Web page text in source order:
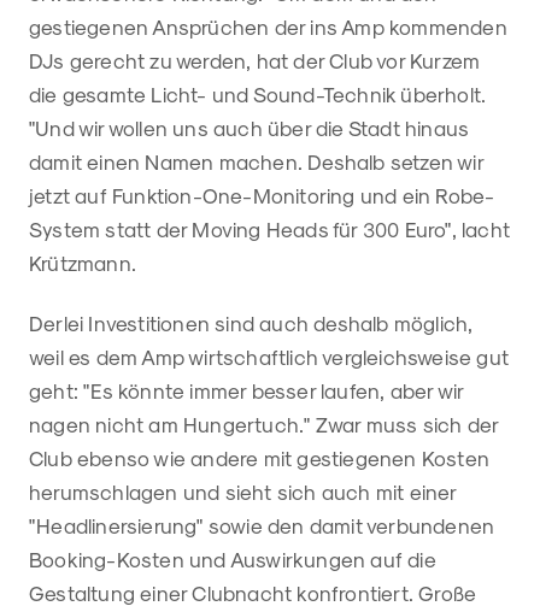
gestiegenen Ansprüchen der ins Amp kommenden
DJs gerecht zu werden, hat der Club vor Kurzem
die gesamte Licht- und Sound-Technik überholt.
"Und wir wollen uns auch über die Stadt hinaus
damit einen Namen machen. Deshalb setzen wir
jetzt auf Funktion-One-Monitoring und ein Robe-
System statt der Moving Heads für 300 Euro", lacht
Krützmann.
Derlei Investitionen sind auch deshalb möglich,
weil es dem Amp wirtschaftlich vergleichsweise gut
geht: "Es könnte immer besser laufen, aber wir
nagen nicht am Hungertuch." Zwar muss sich der
Club ebenso wie andere mit gestiegenen Kosten
herumschlagen und sieht sich auch mit einer
"Headlinersierung" sowie den damit verbundenen
Booking-Kosten und Auswirkungen auf die
Gestaltung einer Clubnacht konfrontiert. Große